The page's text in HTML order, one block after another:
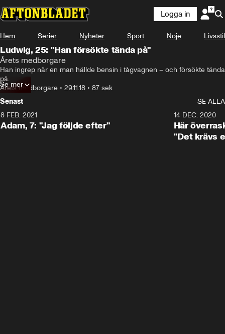
Logga in
Hem Serier Nyheter Sport Nöje Livsstil
Ludwig, 25: "Han försökte tända på"
Årets medborgare
Han ingrep när en man hällde bensin i tågvagnen – och försökte tända
på.
Årets medborgare • 29.11.18 • 87 sek
Se mer
Senast
SE ALLA
8 FEB. 2021
Adam, 7: "Jag följde efter"
14 DEC. 2020
Här
"Det krävs